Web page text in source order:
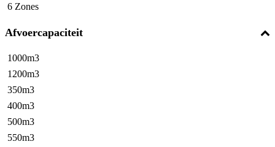
6 Zones
Afvoercapaciteit
1000m3
1200m3
350m3
400m3
500m3
550m3